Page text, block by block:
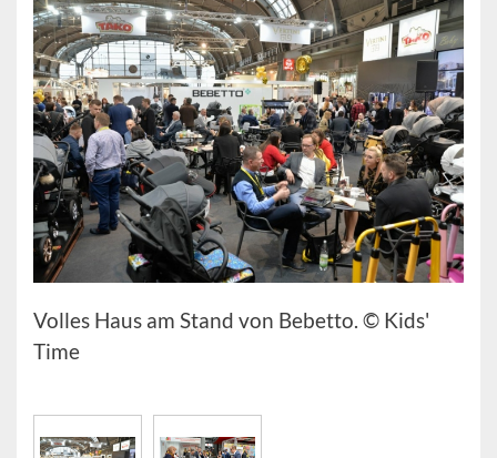
Volles Haus am Stand von Bebetto. © Kids'
Time